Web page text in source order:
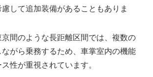
して追加装備があることもありま
間のような長距離区間では、複数の
がら乗務するため、車掌室内の機能
性が重視されています。